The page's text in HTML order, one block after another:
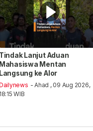
Tindak Lanjut Aduan
Mahasiswa Mentan
Langsung ke Alor
- Ahad , 09 Aug 2026,
18:15 WIB